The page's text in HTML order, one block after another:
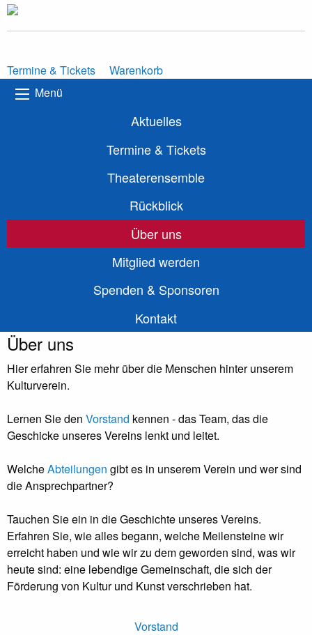
Termine & Tickets
Warenkorb
Menü
Aktuelles
Termine & Tickets
Theaterensemble
Rückblick
Über uns
Mitglied werden
Spenden & Sponsoren
Kontakt
Über uns
Hier erfahren Sie mehr über die Menschen hinter unserem
Kulturverein.
Lernen Sie den Vorstand kennen - das Team, das die
Geschicke unseres Vereins lenkt und leitet.
WelcheAbteilungen gibt es in unserem Verein und wer sind
die Ansprechpartner?
Tauchen Sie ein in die Geschichte unseres Vereins.
Erfahren Sie, wie alles begann, welche Meilensteine wir
erreicht haben und wie wir zu dem geworden sind, was wir
heute sind: eine lebendige Gemeinschaft, die sich der
Förderung von Kultur und Kunst verschrieben hat.
Vorstand